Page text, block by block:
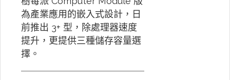
為產業應用的嵌入式設計，日
前推出 3+ 型，除處理器速度
提升，更提供三種儲存容量選
擇。